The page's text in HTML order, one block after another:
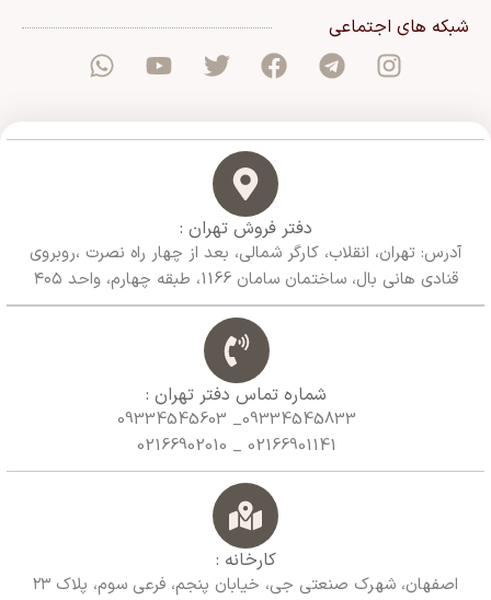
شبکه های اجتماعی
دفتر فروش تهران :
آدرس: تهران، انقلاب، کارگر شمالی، بعد از چهار راه نصرت ،روبروی
قنادی هانی بال، ساختمان سامان 1166، طبقه چهارم، واحد ۴۰۵
شماره تماس دفتر تهران :
09334545833_ 09334545603
02166901141 _ 02166902010
کارخانه :
اصفهان، شهرک صنعتی جی، خیابان پنجم، فرعی سوم، پلاک ۲۳